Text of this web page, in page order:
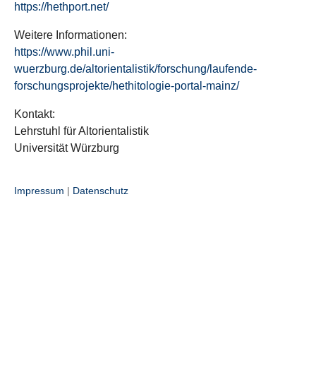
https://hethport.net/
Weitere Informationen:
https://www.phil.uni-
wuerzburg.de/altorientalistik/forschung/laufende-
forschungsprojekte/hethitologie-portal-mainz/
Kontakt:
Lehrstuhl für Altorientalistik
Universität Würzburg
Impressum | Datenschutz